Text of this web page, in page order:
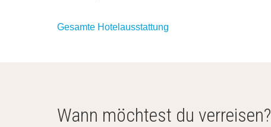
Gesamte Hotelausstattung
Wann möchtest du verreisen?